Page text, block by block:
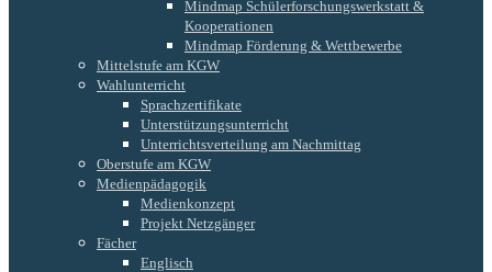
Mindmap Schülerforschungswerkstatt &
Kooperationen
Mindmap Förderung & Wettbewerbe
Mittelstufe am KGW
Wahlunterricht
Sprachzertifikate
Unterstützungsunterricht
Unterrichtsverteilung am Nachmittag
Oberstufe am KGW
Medienpädagogik
Medienkonzept
Projekt Netzgänger
Fächer
Englisch